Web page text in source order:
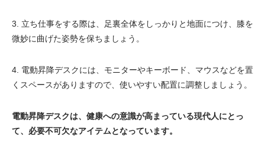
3. 立ち仕事をする際は、足裏全体をしっかりと地面につけ、膝を
微妙に曲げた姿勢を保ちましょう。
4. 電動昇降デスクには、モニターやキーボード、マウスなどを置
くスペースがありますので、使いやすい配置に調整しましょう。
電動昇降デスクは、健康への意識が高まっている現代人にとっ
て、必要不可欠なアイテムとなっています。